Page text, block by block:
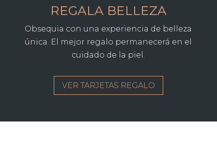
REGALA BELLEZA
Obsequia con una experiencia de belleza
única. El mejor regalo permanecerá en el
cuidado de la piel.
VER TARJETAS REGALO